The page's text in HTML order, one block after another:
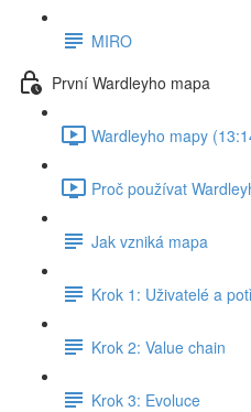
MIRO
První Wardleyho mapa
Wardleyho mapy
Proč používat
Jak vzniká mapa
Krok 1: Uživatelé a
Krok 2: Value chain
Krok 3: Evoluce